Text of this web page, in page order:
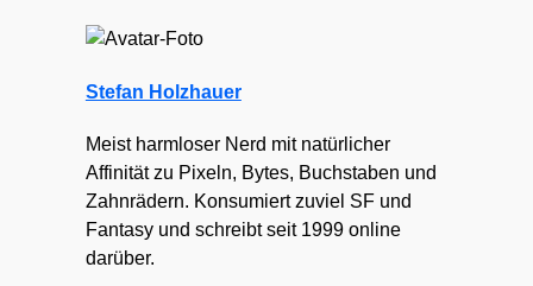
Stefan Holzhauer
Meist harmloser Nerd mit natürlicher
Affinität zu Pixeln, Bytes, Buchstaben und
Zahnrädern. Konsumiert zuviel SF und
Fantasy und schreibt seit 1999 online
darüber.